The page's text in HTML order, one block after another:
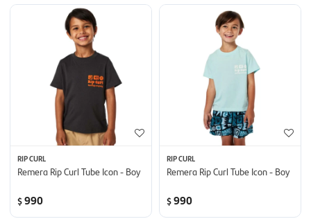
RIP CURL
Remera Rip Curl Tube Icon - Boy
$990
RIP CURL
Remera Rip Curl Tube Icon - Boy
$990